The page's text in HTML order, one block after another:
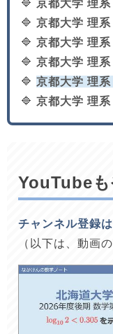
🔷 京都大学 理
🔷 京都大学 理
🔷 京都大学 理
🔷 京都大学 理
🔷 京都大学 理
🔷 京都大学 理
YouTube
チャンネル登録
（以下は、動画